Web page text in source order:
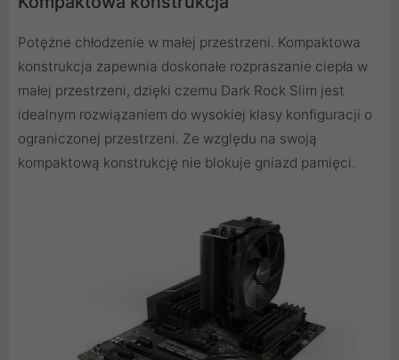
Potężne chłodzenie w małej przestrzeni. Kompaktowa
konstrukcja zapewnia doskonałe rozpraszanie ciepła w
małej przestrzeni, dzięki czemu Dark Rock Slim jest
idealnym rozwiązaniem do wysokiej klasy konfiguracji o
ograniczonej przestrzeni. Ze względu na swoją
kompaktową konstrukcję nie blokuje gniazd pamięci.